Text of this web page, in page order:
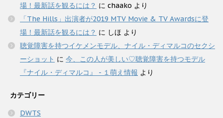
場！最新話を観るには？ に chaako より
「The Hills」出演者が2019 MTV Movie & TV Awardsに登
場！最新話を観るには？ に しほ より
聴覚障害を持つイケメンモデル、ナイル・ディマルコのセクシ
ーショット に 今、この人が美しい♡聴覚障害を持つモデル
『ナイル・ディマルコ』 - １萌え情報 より
カテゴリー
DWTS